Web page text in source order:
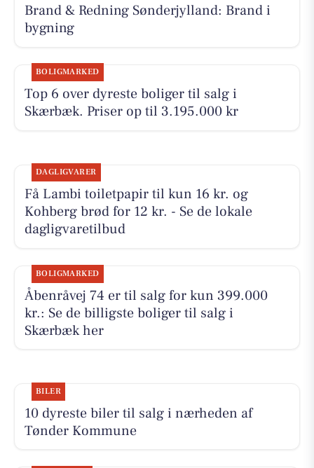
Brand & Redning Sønderjylland: Brand i
bygning
BOLIGMARKED
Top 6 over dyreste boliger til salg i
Skærbæk. Priser op til 3.195.000 kr
DAGLIGVARER
Få Lambi toiletpapir til kun 16 kr. og
Kohberg brød for 12 kr. - Se de lokale
dagligvaretilbud
BOLIGMARKED
Åbenråvej 74 er til salg for kun 399.000
kr.: Se de billigste boliger til salg i
Skærbæk her
BILER
10 dyreste biler til salg i nærheden af
Tønder Kommune